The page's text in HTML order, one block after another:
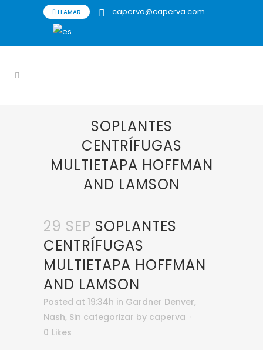
LLAMAR caperva@caperva.com
SOPLANTES
CENTRÍFUGAS
MULTIETAPA HOFFMAN
AND LAMSON
29 SEP SOPLANTES
CENTRÍFUGAS
MULTIETAPA HOFFMAN
AND LAMSON
Posted at 19:34h in Gardner Denver,
Nash, Sin categorizar by caperva
0 Likes